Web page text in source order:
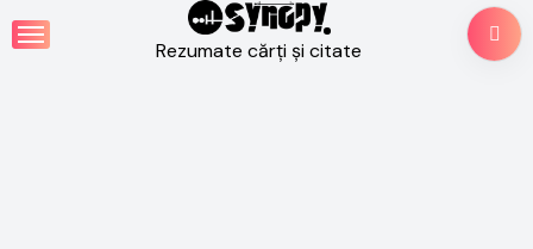
Skip
to
Rezumate cărți și citate